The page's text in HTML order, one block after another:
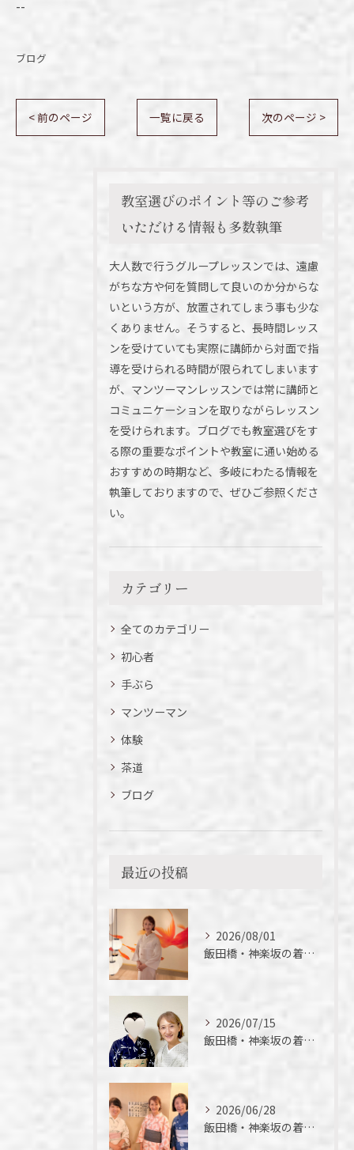
--
ブログ
< 前のページ 一覧に戻る 次のページ >
教室選びのポイント等のご参考
いただける情報も多数執筆
大人数で行うグループレッスンでは、遠慮
がちな方や何を質問して良いのか分からな
いという方が、放置されてしまう事も少な
くありません。そうすると、長時間レッス
ンを受けていても実際に講師から対面で指
導を受けられる時間が限られてしまいます
が、マンツーマンレッスンでは常に講師と
コミュニケーションを取りながらレッスン
を受けられます。ブログでも教室選びをす
る際の重要なポイントや教室に通い始める
おすすめの時期など、多岐にわたる情報を
執筆しておりますので、ぜひご参照くださ
い。
カテゴリー
全てのカテゴリー
初心者
手ぶら
マンツーマン
体験
茶道
ブログ
最近の投稿
2026/08/01
飯田橋・神楽坂の着付け教室｜夏の着物の魅力
2026/07/15
飯田橋・神楽坂の着付け教室｜短期間でここまでできる！徒さん実例ご紹介
2026/06/28
飯田橋・神楽坂の着付け教室｜今年初の浴衣、落語を楽しんできました